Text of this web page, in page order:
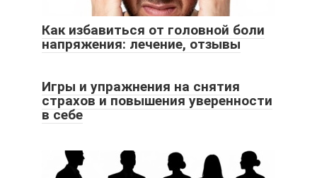
Как избавиться от головной боли
напряжения: лечение, отзывы
Игры и упражнения на снятия
страхов и повышения уверенности
в себе